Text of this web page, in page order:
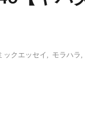
ックエッセイ モラハラ